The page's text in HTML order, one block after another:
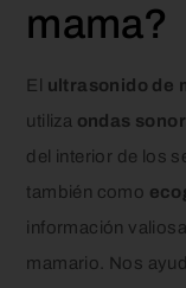
mama?
El ultrasonido de
utiliza ondas
del interior de los
también como
información
mamario. Nos